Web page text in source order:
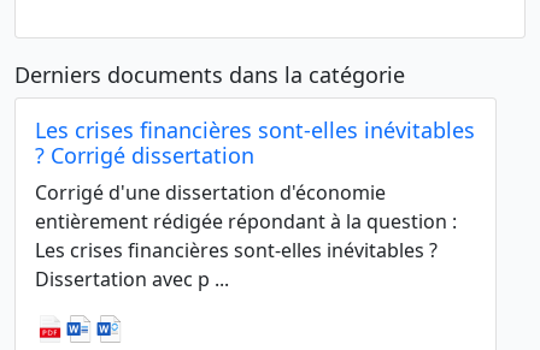
Derniers documents dans la catégorie
Les crises financières sont-elles inévitables
? Corrigé dissertation
Corrigé d'une dissertation d'économie
entièrement rédigée répondant à la question :
Les crises financières sont-elles inévitables ?
Dissertation avec p ...